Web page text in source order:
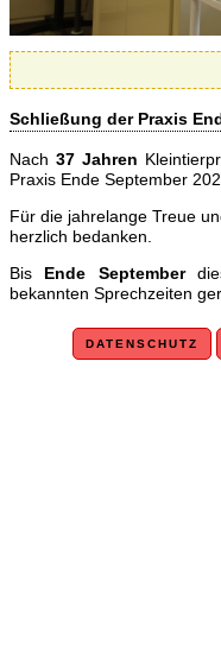
Schließung der Praxis
Nach 37 Jahren
Praxis Ende September
Für die jahrelange Treue
herzlich bedanken.
Bis Ende September
bekannten Sprechzeiten
DATENSCHUTZ